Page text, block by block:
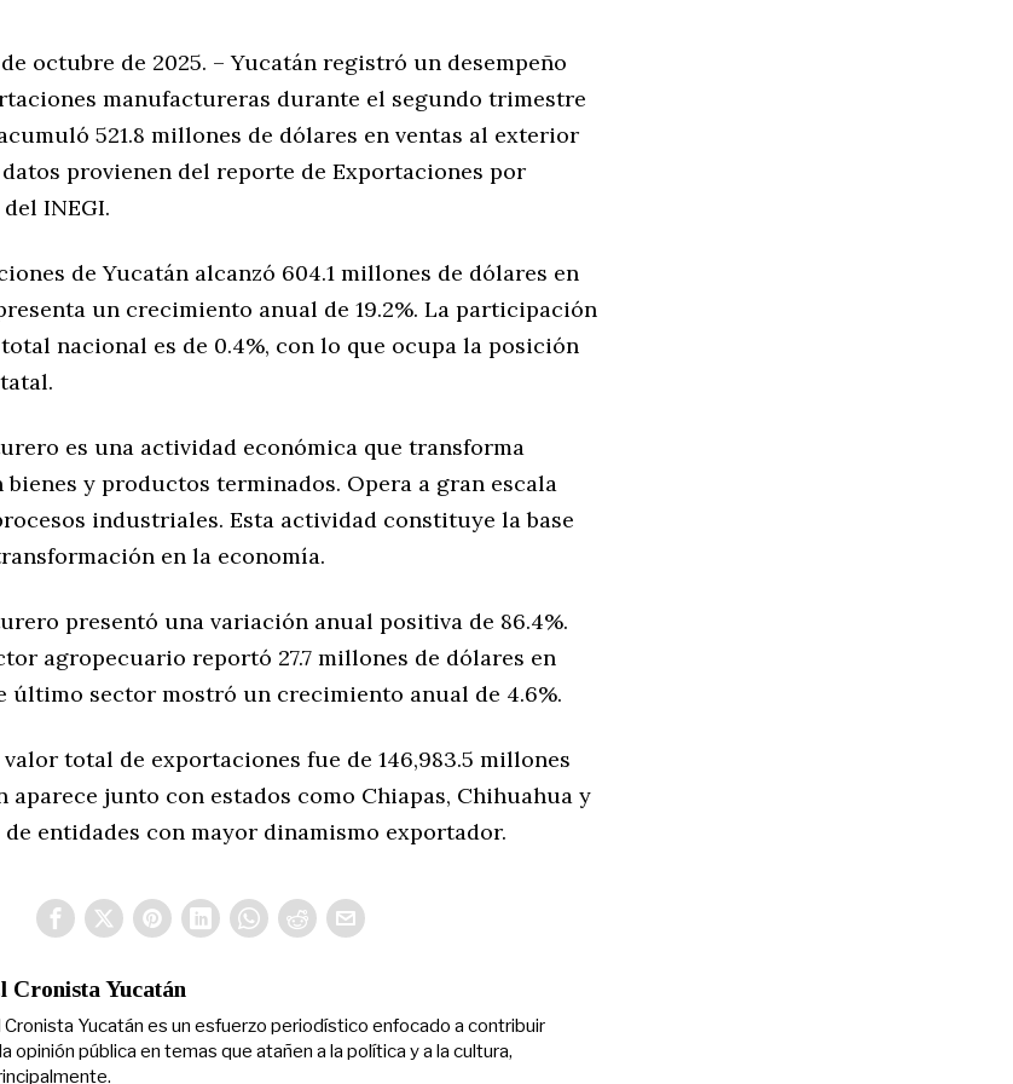
octubre de 2025. – Yucatán registró un desempeño
manufactureras durante el segundo trimestre
521.8 millones de dólares en ventas al exterior
provienen del reporte de Exportaciones por
INEGI.
de Yucatán alcanzó 604.1 millones de dólares en
un crecimiento anual de 19.2%. La participación
nacional es de 0.4%, con lo que ocupa la posición
es una actividad económica que transforma
y productos terminados. Opera a gran escala
industriales. Esta actividad constituye la base
en la economía.
presentó una variación anual positiva de 86.4%.
agropecuario reportó 27.7 millones de dólares en
último sector mostró un crecimiento anual de 4.6%.
total de exportaciones fue de 146,983.5 millones
aparece junto con estados como Chiapas, Chihuahua y
entidades con mayor dinamismo exportador.
Cronista Yucatán
Cronista Yucatán es un esfuerzo periodístico enfocado a contribuir
opinión pública en temas que atañen a la política y a la cultura,